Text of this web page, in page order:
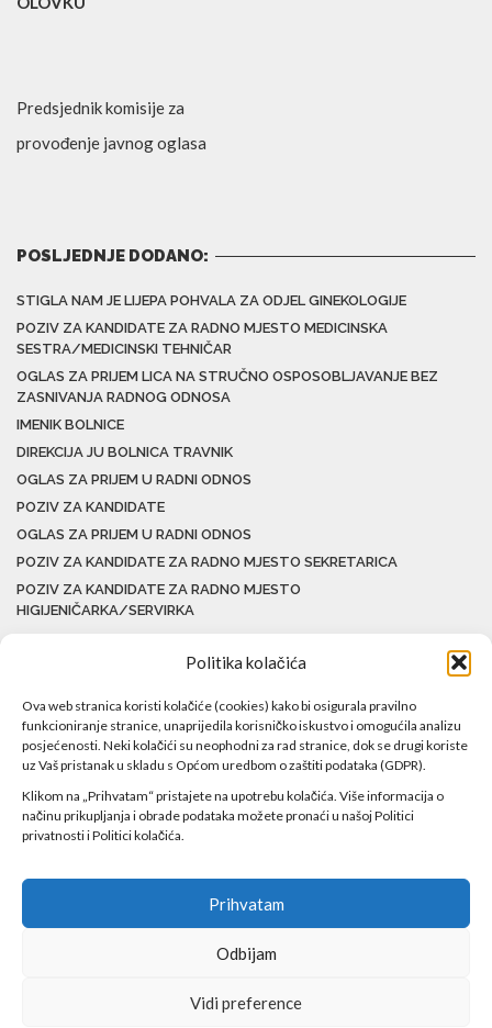
Politika kolačića
Ova web stranica koristi kolačiće (cookies) kako bi osigurala pravilno
funkcioniranje stranice, unaprijedila korisničko iskustvo i omogućila analizu
posjećenosti. Neki kolačići su neophodni za rad stranice, dok se drugi koriste
uz Vaš pristanak u skladu s Općom uredbom o zaštiti podataka (GDPR).
Klikom na „Prihvatam“ pristajete na upotrebu kolačića. Više informacija o
načinu prikupljanja i obrade podataka možete pronaći u našoj Politici
privatnosti i Politici kolačića.
Prihvatam
Odbijam
Vidi preference
Predsjednik komisije za
provođenje javnog oglasa
POSLJEDNJE DODANO:
STIGLA NAM JE LIJEPA POHVALA ZA ODJEL GINEKOLOGIJE
POZIV ZA KANDIDATE ZA RADNO MJESTO MEDICINSKA
SESTRA/MEDICINSKI TEHNIČAR
OGLAS ZA PRIJEM LICA NA STRUČNO OSPOSOBLJAVANJE BEZ
ZASNIVANJA RADNOG ODNOSA
IMENIK BOLNICE
DIREKCIJA JU BOLNICA TRAVNIK
OGLAS ZA PRIJEM U RADNI ODNOS
POZIV ZA KANDIDATE
OGLAS ZA PRIJEM U RADNI ODNOS
POZIV ZA KANDIDATE ZA RADNO MJESTO SEKRETARICA
POZIV ZA KANDIDATE ZA RADNO MJESTO
HIGIJENIČARKA/SERVIRKA
zadržana!